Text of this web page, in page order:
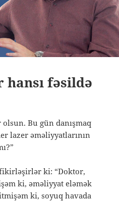
fəsildə
olsun. Bu gün danışmaq
lazer əməliyyatlarının
ki: “Doktor,
ki, əməliyyat eləmək
ki, soyuq havada